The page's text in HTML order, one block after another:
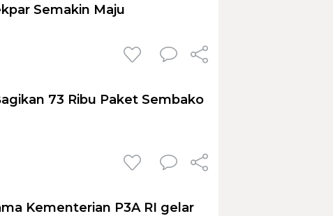
Semakin Maju
73 Ribu Paket Sembako
Kementerian P3A RI gelar